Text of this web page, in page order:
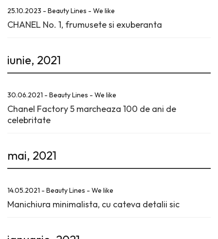
25.10.2023 - Beauty Lines - We like
CHANEL No. 1, frumusete si exuberanta
iunie, 2021
30.06.2021 - Beauty Lines - We like
Chanel Factory 5 marcheaza 100 de ani de
celebritate
mai, 2021
14.05.2021 - Beauty Lines - We like
Manichiura minimalista, cu cateva detalii sic